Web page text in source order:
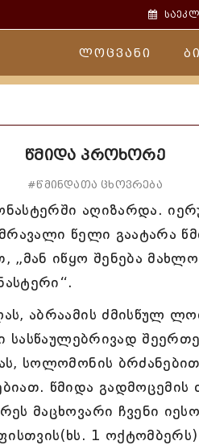
ლოცვანი
წმიდა პროხორე
#წმინდათა ცხოვრება
აღიზარდა.
წელი გაატარა
„მან იწყო შენება
აბრაამის ძმისწულ
სასწაულებრივად
სოლომონის
წმიდა გადმოცემის
მაცხოვარი ჩვენი
1